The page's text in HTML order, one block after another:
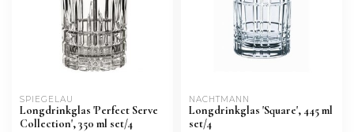
SPIEGELAU
Longdrinkglas 'Perfect Serve
Collection', 350 ml set/4
NACHTMANN
Longdrinkglas 'Square', 445 ml
set/4